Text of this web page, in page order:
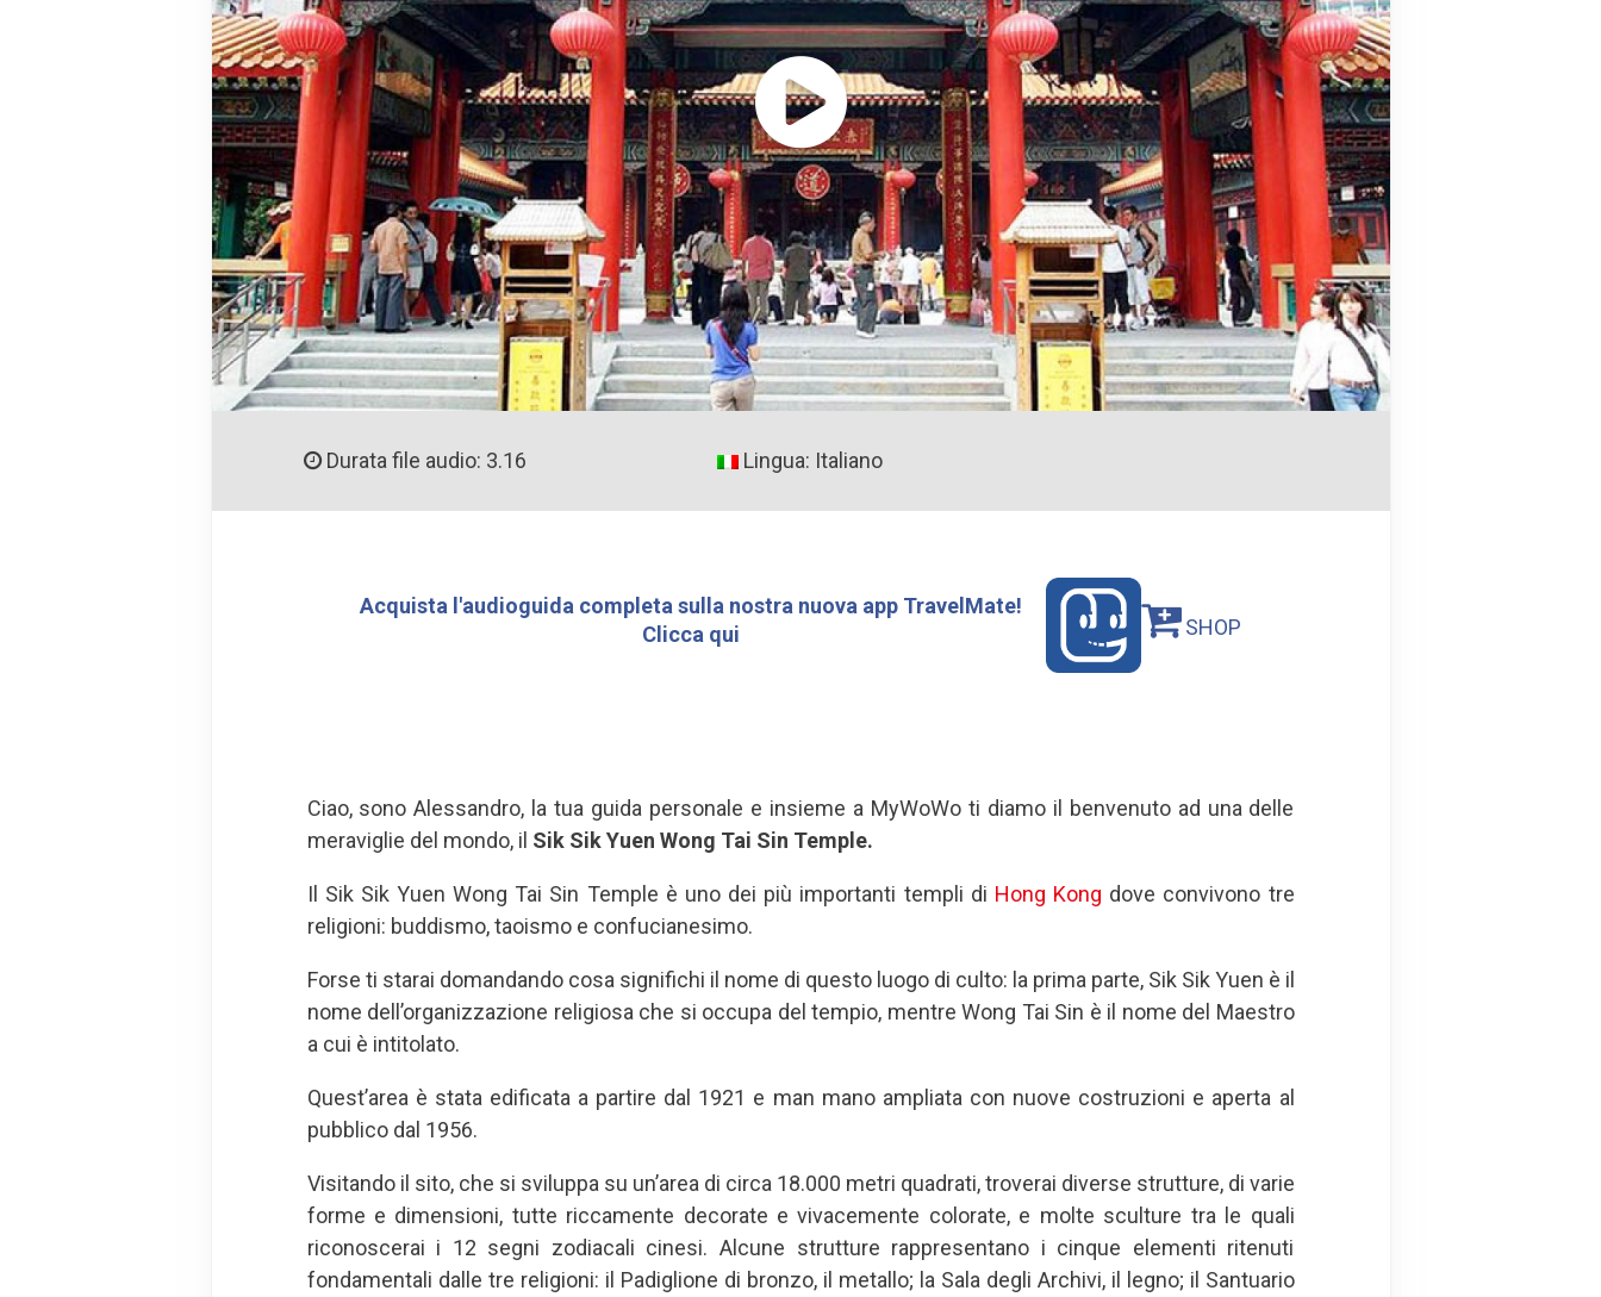
Durata file audio: 3.16 Lingua: Italiano
Acquista l'audioguida completa sulla nostra nuova app TravelMate!
Clicca qui
SHOP
Ciao, sono Alessandro, la tua guida personale e insieme a MyWoWo ti diamo il benvenuto ad una delle
meraviglie del mondo, il Sik Sik Yuen Wong Tai Sin Temple.
Il Sik Sik Yuen Wong Tai Sin Temple è uno dei più importanti templi di Hong Kong dove convivono tre
religioni: buddismo, taoismo e confucianesimo.
Forse ti starai domandando cosa significhi il nome di questo luogo di culto: la prima parte, Sik Sik Yuen è il
nome dell’organizzazione religiosa che si occupa del tempio, mentre Wong Tai Sin è il nome del Maestro
a cui è intitolato.
Quest’area è stata edificata a partire dal 1921 e man mano ampliata con nuove costruzioni e aperta al
pubblico dal 1956.
Visitando il sito, che si sviluppa su un’area di circa 18.000 metri quadrati, troverai diverse strutture, di varie
forme e dimensioni, tutte riccamente decorate e vivacemente colorate, e molte sculture tra le quali
riconoscerai i 12 segni zodiacali cinesi. Alcune strutture rappresentano i cinque elementi ritenuti
fondamentali dalle tre religioni: il Padiglione di bronzo, il metallo; la Sala degli Archivi, il legno; il Santuario